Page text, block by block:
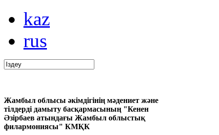
kaz
rus
Жамбыл облысы әкімдігінің мәдениет және
тілдерді дамыту басқармасының "Кенен
Әзірбаев атындағы Жамбыл облыстық
филармониясы" КМҚК